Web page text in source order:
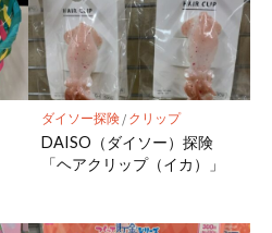
ダイソー探険/ クリップ
DAISO（ダイソー）探険
「ヘアクリップ（イカ）」